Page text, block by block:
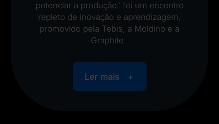
potenciar a produção" foi um encontro
repleto de inovação e aprendizagem,
promovido pela Tebis, a Moldino e a
Graphite.
Ler mais